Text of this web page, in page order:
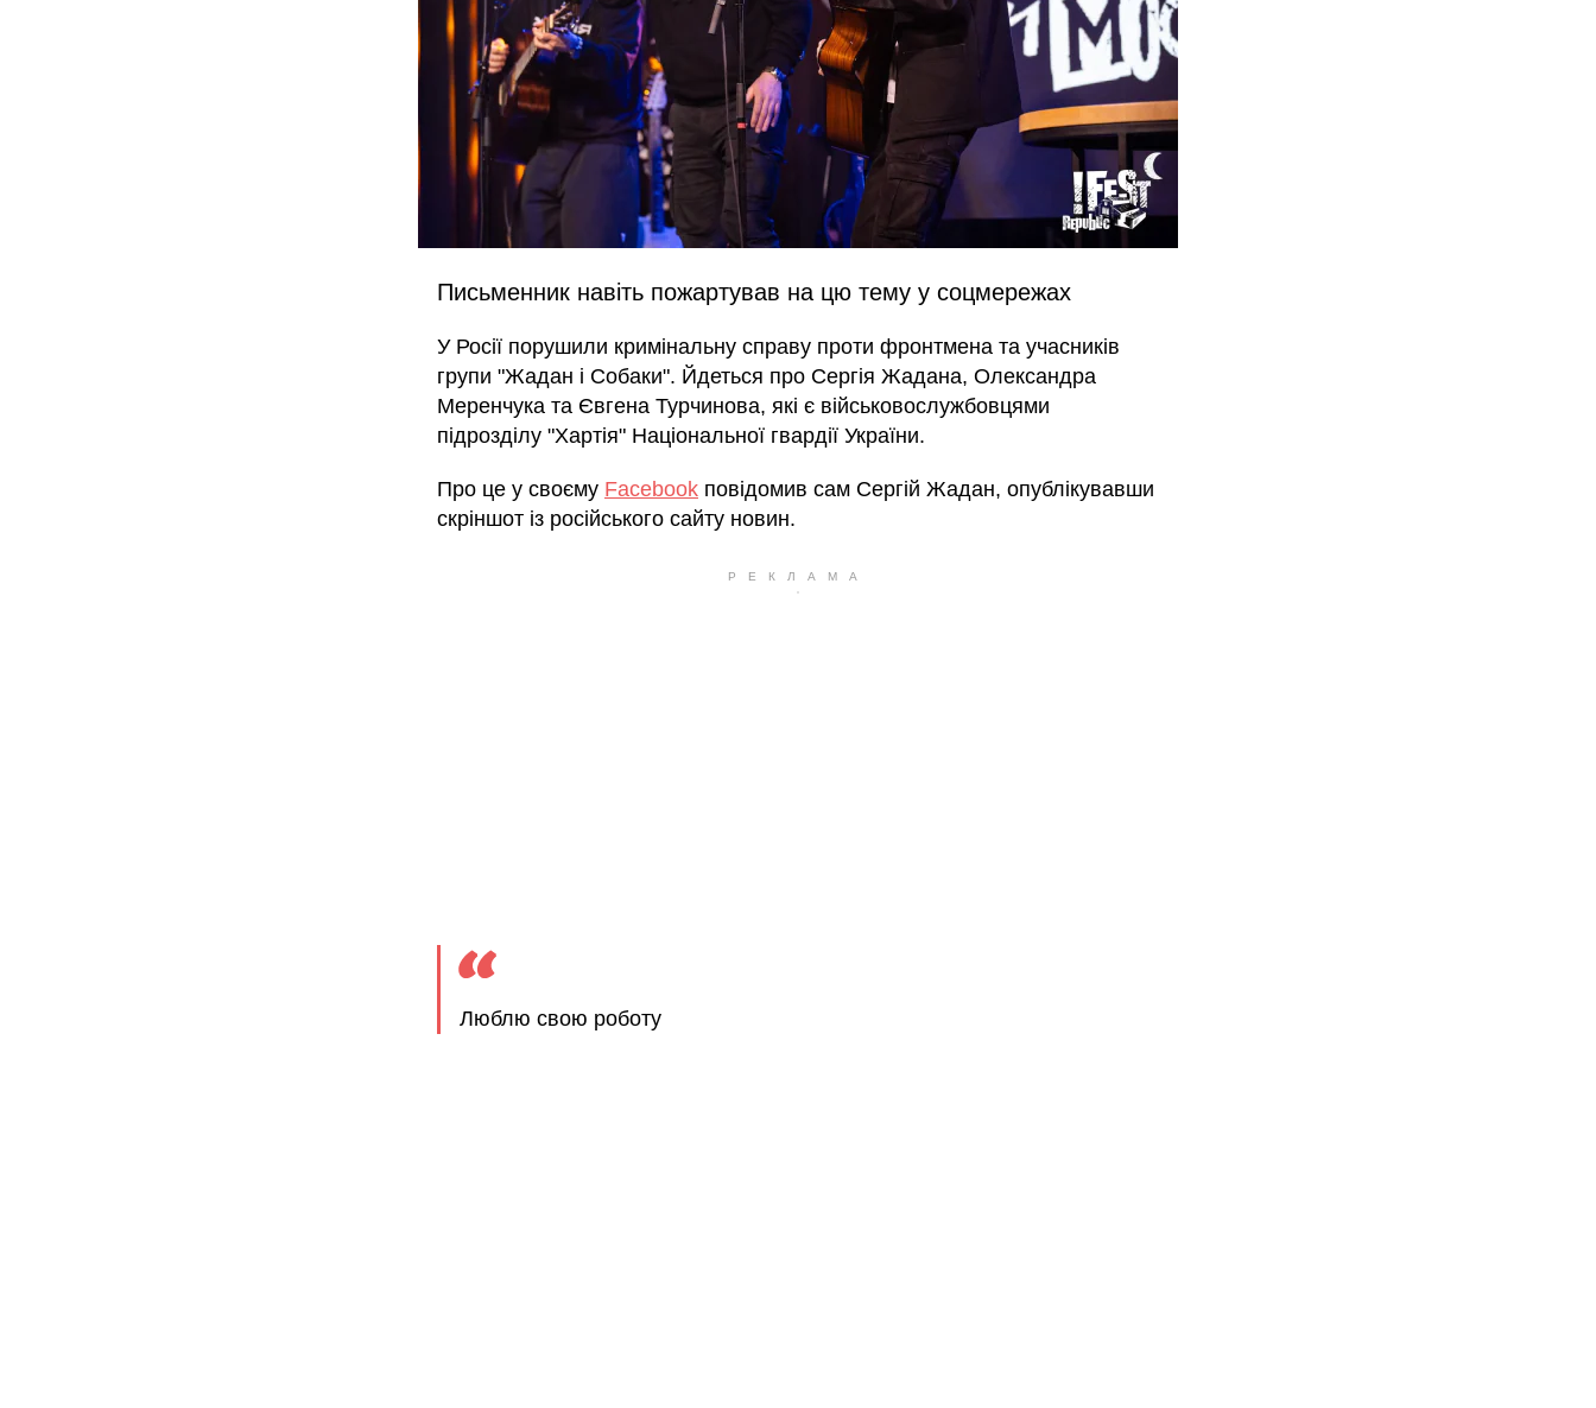
Письменник навіть пожартував на цю тему у соцмережах
У Росії порушили кримінальну справу проти фронтмена та учасників
групи "Жадан і Собаки". Йдеться про Сергія Жадана, Олександра
Меренчука та Євгена Турчинова, які є військовослужбовцями
підрозділу "Хартія" Національної гвардії України.
Про це у своєму Facebook повідомив сам Сергій Жадан, опублікувавши
скріншот із російського сайту новин.
Люблю свою роботу